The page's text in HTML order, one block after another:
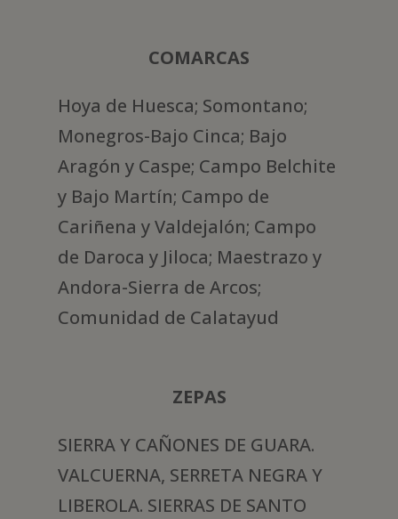
COMARCAS
Hoya de Huesca; Somontano;
Monegros-Bajo Cinca; Bajo
Aragón y Caspe; Campo Belchite
y Bajo Martín; Campo de
Cariñena y Valdejalón; Campo
de Daroca y Jiloca; Maestrazo y
Andora-Sierra de Arcos;
Comunidad de Calatayud
ZEPAS
SIERRA Y CAÑONES DE GUARA.
VALCUERNA, SERRETA NEGRA Y
LIBEROLA. SIERRAS DE SANTO